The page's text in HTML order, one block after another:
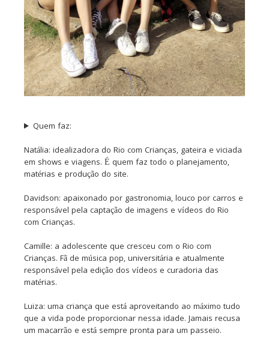
Quem faz:
Natália: idealizadora do Rio com Crianças, gateira e viciada
em shows e viagens. É quem faz todo o planejamento,
matérias e produção do site.
Davidson: apaixonado por gastronomia, louco por carros e
responsável pela captação de imagens e vídeos do Rio
com Crianças.
Camille: a adolescente que cresceu com o Rio com
Crianças. Fã de música pop, universitária e atualmente
responsável pela edição dos vídeos e curadoria das
matérias.
Luiza: uma criança que está aproveitando ao máximo tudo
que a vida pode proporcionar nessa idade. Jamais recusa
um macarrão e está sempre pronta para um passeio.